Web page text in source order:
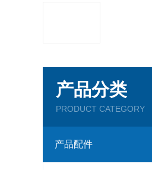
产品分类
PRODUCT CATEGORY
产品配件